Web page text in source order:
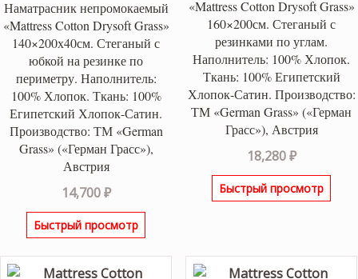
Наматрасник непромокаемый
«Mattress Cotton Drysoft Grass»
140×200х40см. Стеганый с
юбкой на резинке по
периметру. Наполнитель:
100% Хлопок. Ткань: 100%
Египетский Хлопок-Сатин.
Производство: ТМ «German
Grass» («Герман Грасс»),
Австрия
14,700₽
Быстрый просмотр
«Mattress Cotton Drysoft Grass»
160×200см. Стеганый с
резинками по углам.
Наполнитель: 100% Хлопок.
Ткань: 100% Египетский
Хлопок-Сатин. Производство:
ТМ «German Grass» («Герман
Грасс»), Австрия
18,280₽
Быстрый просмотр